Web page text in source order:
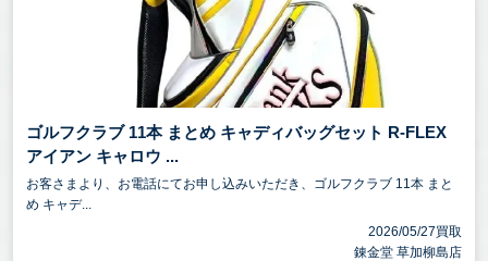
ゴルフクラブ 11本 まとめ キャディバッグセット R-FLEX
アイアン キャロウ ...
お客さまより、お電話にてお申し込みいただき、ゴルフクラブ 11本 まと
め キャデ...
2026/05/27買取
錬金堂 草加柳島店